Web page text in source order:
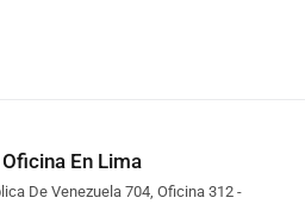
En Lima
De Venezuela 704, Oficina 312 -